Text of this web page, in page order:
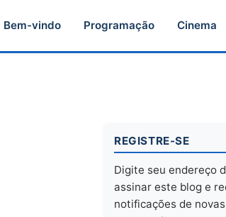
Bem-vindo Programação Cinema
REGISTRE-SE
Digite seu endereço
assinar este blog e
notificações de